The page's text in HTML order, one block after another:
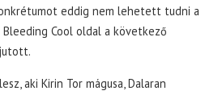
eddig nem lehetett tudni a
Cool oldal a következő
aki Kirin Tor mágusa, Dalaran